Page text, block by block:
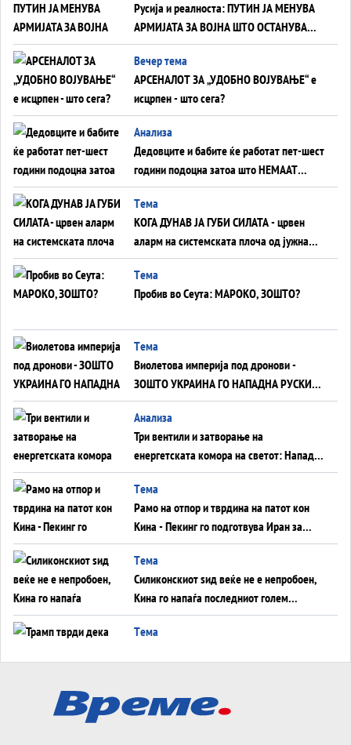
Русија и реалноста: ПУТИН ЈА МЕНУВА
АРМИЈАТА ЗА ВОЈНА ШТО ОСТАНУВА
БЕЗ ФРОНТ
Вечер тема
АРСЕНАЛОТ ЗА „УДОБНО ВОЈУВАЊЕ“ е
исцрпен - што сега?
Анализа
Дедовците и бабите ќе работат пет-шест
години подоцна затоа што НЕМААТ
ВНУЦИ ДА ГИ ЗАМЕНАТ
Tема
КОГА ДУНАВ ЈА ГУБИ СИЛАТА - црвен
аларм на системската плоча од јужна
Германија до Црното Море...
Tема
Пробив во Сеута: МАРОКО, ЗОШТО?
Tема
Виолетова империја под дронови -
ЗОШТО УКРАИНА ГО НАПАДНА РУСКИОТ
WILDBERRIES
Aнализа
Три вентили и затворање на
енергетската комора на светот: Нападот
во Суец најавува глобален енергетски
инфаркт?
Tема
Рамо на отпор и тврдина на патот кон
Кина - Пекинг го подготвува Иран за
американска копнена инвазија
Tема
Силиконскиот ѕид веќе не е непробоен,
Кина го напаѓа последниот голем
монопол на Западот?
Tема
Tема
ДЛАБОКО УДОЛУ: Сметководствените